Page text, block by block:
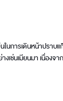
ในการเดินหน้าปร
างเช่นเมียนมา เนื่อ